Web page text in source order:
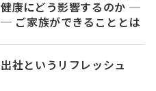
健康にどう影響するのか ─
─ ご家族ができることとは
出社というリフレッシュ